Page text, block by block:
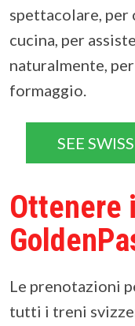
spettacolare, per
cucina, per
naturalmente,
formaggio.
SEE
Ottenere
Le prenotazioni
tutti i treni